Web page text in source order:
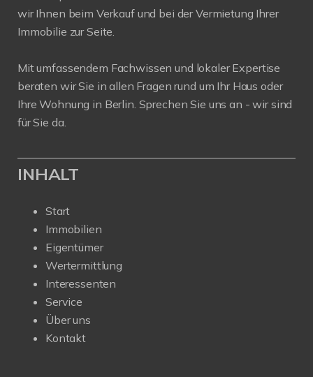
wir Ihnen beim Verkauf und bei der Vermietung Ihrer
Immobilie zur Seite.
Mit umfassendem Fachwissen und lokaler Expertise
beraten wir Sie in allen Fragen rund um Ihr Haus oder
Ihre Wohnung in Berlin. Sprechen Sie uns an - wir sind
für Sie da.
INHALT
Start
Immobilien
Eigentümer
Wertermittlung
Interessenten
Service
Über uns
Kontakt